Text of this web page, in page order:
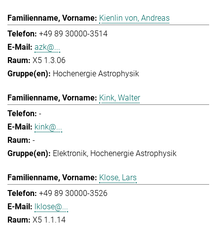
Kienlin von, Andreas
+49 89 30000-3514
azk@...
X5 1.3.06
Hochenergie Astrophysik
Kink, Walter
-
kink@...
-
Elektronik Hochenergie Astrophysik
Klose, Lars
+49 89 30000-3526
lklose@...
X5 1.1.14